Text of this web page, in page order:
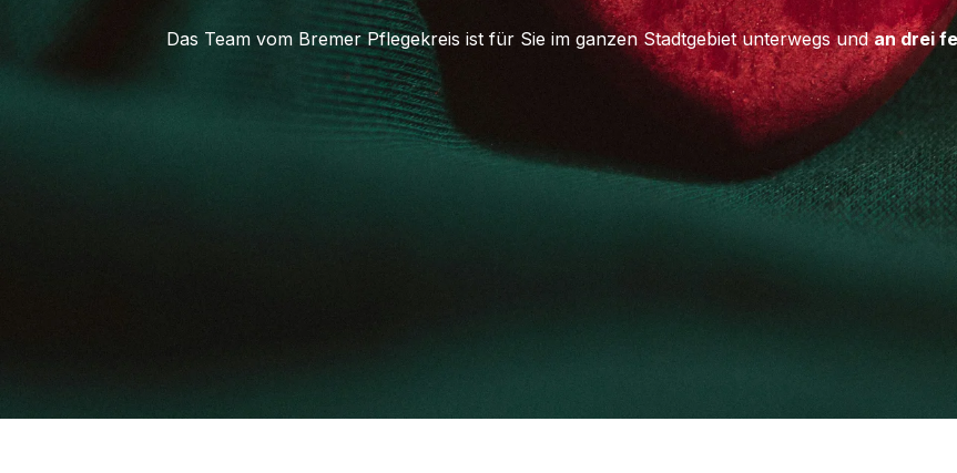
Das Team vom Bremer Pflegekreis ist für Sie im ganzen Stadtgebiet unterwegs undan drei